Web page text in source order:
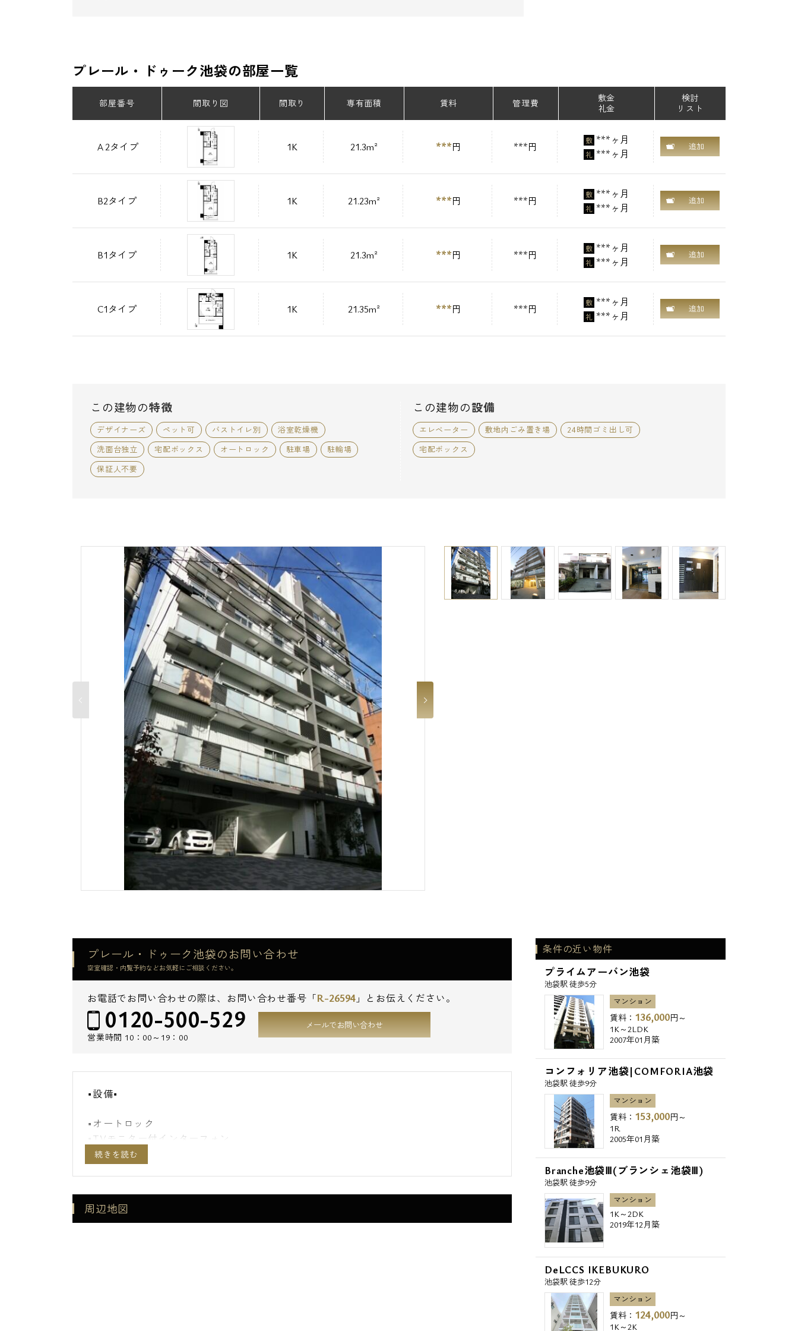
プレール・ドゥーク池袋の部屋一覧
部屋番号 間取り図 間取り 専有面積 賃料 管理費
敷金
礼金
検討
リスト
Ａ2タイプ 1K 21.3m² ***円 ***円 敷 ***ヶ月
礼 ***ヶ月
追加
B2タイプ 1K 21.23m² ***円 ***円 敷 ***ヶ月
礼 ***ヶ月
追加
B1タイプ 1K 21.3m² ***円 ***円 敷 ***ヶ月
礼 ***ヶ月
追加
C1タイプ 1K 21.35m² ***円 ***円 敷 ***ヶ月
礼 ***ヶ月
追加
この建物の特徴
デザイナーズ ペット可 バストイレ別
浴室乾燥機
洗面台独立
宅配ボックス オートロック 駐車場
駐輪場
保証人不要
この建物の設備
エレベーター 敷地内ごみ置き場
24時間ゴミ出し可
宅配ボックス
プレール・ドゥーク池袋のお問い合わせ
空室確認・内覧予約などお気軽にご相談ください。
お電話でお問い合わせの際は、お問い合わせ番号「R-26594 」とお伝えください。
0120-500-529
営業時間 10：00～19：00
メールでお問い合わせ
■設備■
■オートロック
■TVモニター付インターフォン
■エレベーター
■防犯カメラ
■２４時間管理
周辺地図
条件の近い物件
プライムアーバン池袋
池袋駅 徒歩5分
マンション
賃料： 136,000円～
1K～2LDK
2007年01月築
コンフォリア池袋|COMFORIA池袋
池袋駅 徒歩9分
マンション
賃料： 153,000円～
1R
2005年01月築
Branche池袋Ⅲ(ブランシェ池袋Ⅲ)
池袋駅 徒歩9分
マンション
1K～2DK
2019年12月築
DeLCCS IKEBUKURO
池袋駅 徒歩12分
マンション
賃料： 124,000円～
1K～2K